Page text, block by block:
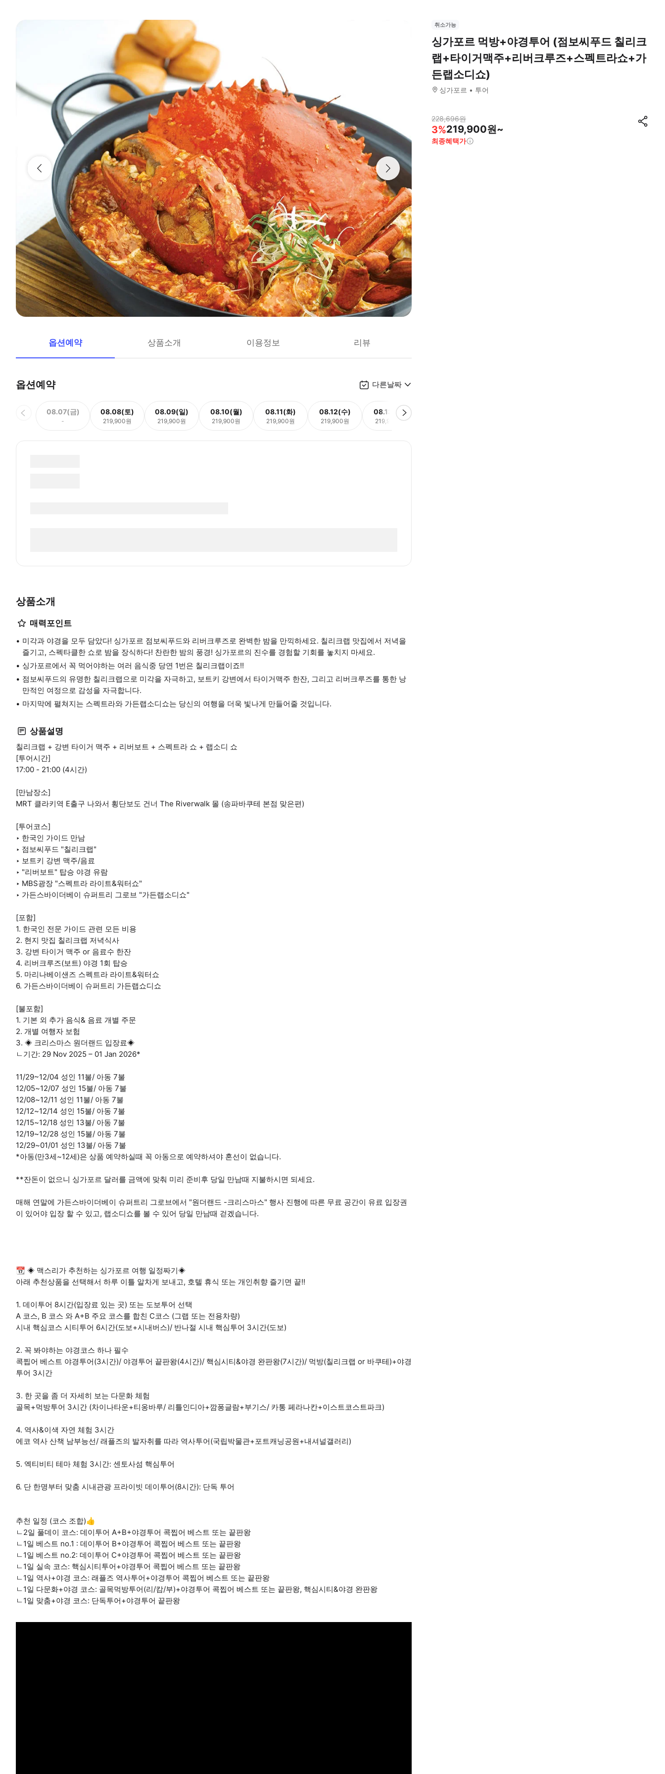
옵션예약 상품소개 이용정보 리뷰
옵션예약 다른날짜
08.07(금)
-
08.08(토)
219,900원
08.09(일)
219,900원
08.10(월)
219,900원
08.11(화)
219,900원
08.12(수)
219,900원
08.13(목)
219,900원
상품소개
매력포인트
미각과 야경을 모두 담았다! 싱가포르 점보씨푸드와 리버크루즈로 완벽한 밤을 만끽하세요. 칠리크랩 맛집에서 저녁을
즐기고, 스펙타클한 쇼로 밤을 장식하다! 찬란한 밤의 풍경! 싱가포르의 진수를 경험할 기회를 놓치지 마세요.
싱가포르에서 꼭 먹어야하는 여러 음식중 당연 1번은 칠리크랩이죠!!
점보씨푸드의 유명한 칠리크랩으로 미각을 자극하고, 보트키 강변에서 타이거맥주 한잔, 그리고 리버크루즈를 통한 낭
만적인 여정으로 감성을 자극합니다.
마지막에 펼쳐지는 스펙트라와 가든랩소디쇼는 당신의 여행을 더욱 빛나게 만들어줄 것입니다.
상품설명
칠리크랩 + 강변 타이거 맥주 + 리버보트 + 스펙트라 쇼 + 랩소디 쇼
[투어시간]
17:00 - 21:00 (4시간)
[만남장소]
MRT 클라키역 E출구 나와서 횡단보도 건너 The Riverwalk 몰 (송파바쿠테 본점 맞은편)
[투어코스]
‣ 한국인 가이드 만남
‣ 점보씨푸드 "칠리크랩"
‣ 보트키 강변 맥주/음료
‣ "리버보트" 탑승 야경 유람
‣ MBS광장 "스펙트라 라이트&워터쇼"
‣ 가든스바이더베이 슈퍼트리 그로브 "가든랩소디쇼"
[포함]
1. 한국인 전문 가이드 관련 모든 비용
2. 현지 맛집 칠리크랩 저녁식사
3. 강변 타이거 맥주 or 음료수 한잔
4. 리버크루즈(보트) 야경 1회 탑승
5. 마리나베이샌즈 스펙트라 라이트&워터쇼
6. 가든스바이더베이 슈퍼트리 가든랩쇼디쇼
[불포함]
1. 기본 외 추가 음식& 음료 개별 주문
2. 개별 여행자 보험
3. ◈ 크리스마스 원더랜드 입장료◈
ㄴ기간: 29 Nov 2025 – 01 Jan 2026*
11/29~12/04 성인 11불/ 아동 7불
12/05~12/07 성인 15불/ 아동 7불
12/08~12/11 성인 11불/ 아동 7불
12/12~12/14 성인 15불/ 아동 7불
12/15~12/18 성인 13불/ 아동 7불
12/19~12/28 성인 15불/ 아동 7불
12/29~01/01 성인 13불/ 아동 7불
*아동(만3세~12세)은 상품 예약하실때 꼭 아동으로 예약하셔야 혼선이 없습니다.
**잔돈이 없으니 싱가포르 달러를 금액에 맞춰 미리 준비후 당일 만남때 지불하시면 되세요.
매해 연말에 가든스바이더베이 슈퍼트리 그로브에서 "원더랜드 -크리스마스" 행사 진행에 따른 무료 공간이 유료 입장권
이 있어야 입장 할 수 있고, 랩소디쇼를 볼 수 있어 당일 만남때 걷겠습니다.
📆 ◈ 맥스리가 추천하는 싱가포르 여행 일정짜기◈
아래 추천상품을 선택해서 하루 이틀 알차게 보내고, 호텔 휴식 또는 개인취향 즐기면 끝!!
1. 데이투어 8시간(입장료 있는 곳) 또는 도보투어 선택
A 코스, B 코스 와 A+B 주요 코스를 합친 C코스 (그랩 또는 전용차량)
시내 핵심코스 시티투어 6시간(도보+시내버스)/ 반나절 시내 핵심투어 3시간(도보)
2. 꼭 봐야하는 야경코스 하나 필수
콕찝어 베스트 야경투어(3시간)/ 야경투어 끝판왕(4시간)/ 핵심시티&야경 완판왕(7시간)/ 먹방(칠리크랩 or 바쿠테)+야경
투어 3시간
3. 한 곳을 좀 더 자세히 보는 다문화 체험
골목+먹방투어 3시간 (차이나타운+티옹바루/ 리틀인디아+깜퐁글람+부기스/ 카통 페라나칸+이스트코스트파크)
4. 역사&이색 자연 체험 3시간
에코 역사 산책 남부능선/ 래플즈의 발자취를 따라 역사투어(국립박물관+포트캐닝공원+내셔널갤러리)
5. 엑티비티 테마 체험 3시간: 센토사섬 핵심투어
6. 단 한명부터 맞춤 시내관광 프라이빗 데이투어(8시간): 단독 투어
추천 일정 (코스 조합)👍
ㄴ2일 풀데이 코스: 데이투어 A+B+야경투어 콕찝어 베스트 또는 끝판왕
ㄴ1일 베스트 no.1 : 데이투어 B+야경투어 콕찝어 베스트 또는 끝판왕
ㄴ1일 베스트 no.2: 데이투어 C+야경투어 콕찝어 베스트 또는 끝판왕
ㄴ1일 실속 코스: 핵심시티투어+야경투어 콕찝어 베스트 또는 끝판왕
ㄴ1일 역사+야경 코스: 래플즈 역사투어+야경투어 콕찝어 베스트 또는 끝판왕
ㄴ1일 다문화+야경 코스: 골목먹방투어(리/캄/부)+야경투어 콕찝어 베스트 또는 끝판왕, 핵심시티&야경 완판왕
ㄴ1일 맞춤+야경 코스: 단독투어+야경투어 끝판왕
취소가능
싱가포르 먹방+야경투어 (점보씨푸드 칠리크
랩+타이거맥주+리버크루즈+스펙트라쇼+가
든랩소디쇼)
싱가포르 투어
228,696원
3%219,900원~
최종혜택가